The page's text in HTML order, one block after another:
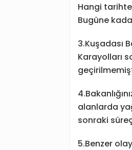
Hangi tarihte
Bugüne
3.Kuşadası
Karayolları
alanlarda
sonraki
5.Benzer